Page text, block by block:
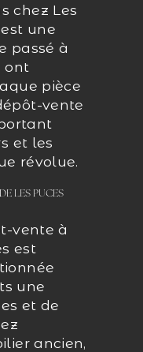
chez Les
une
passé à
ont
pièce
vente
et les
révolue.
LES PUCES
vente à
est
une
et de
ancien,